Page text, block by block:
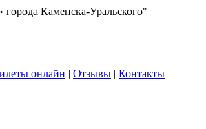
Каменска-Уральского"
онлайн | Отзывы | Контакты